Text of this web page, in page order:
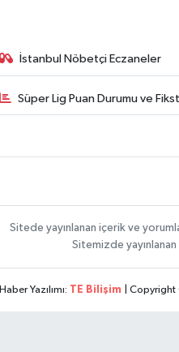
İstanbul Nöbetçi Eczaneler
Süper Lig Puan Durumu ve
Sitede yayınlanan içerik ve
Sitemizde
Haber Yazılımı: TE Bilişim |